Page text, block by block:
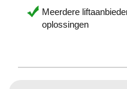
Meerdere
oplossingen